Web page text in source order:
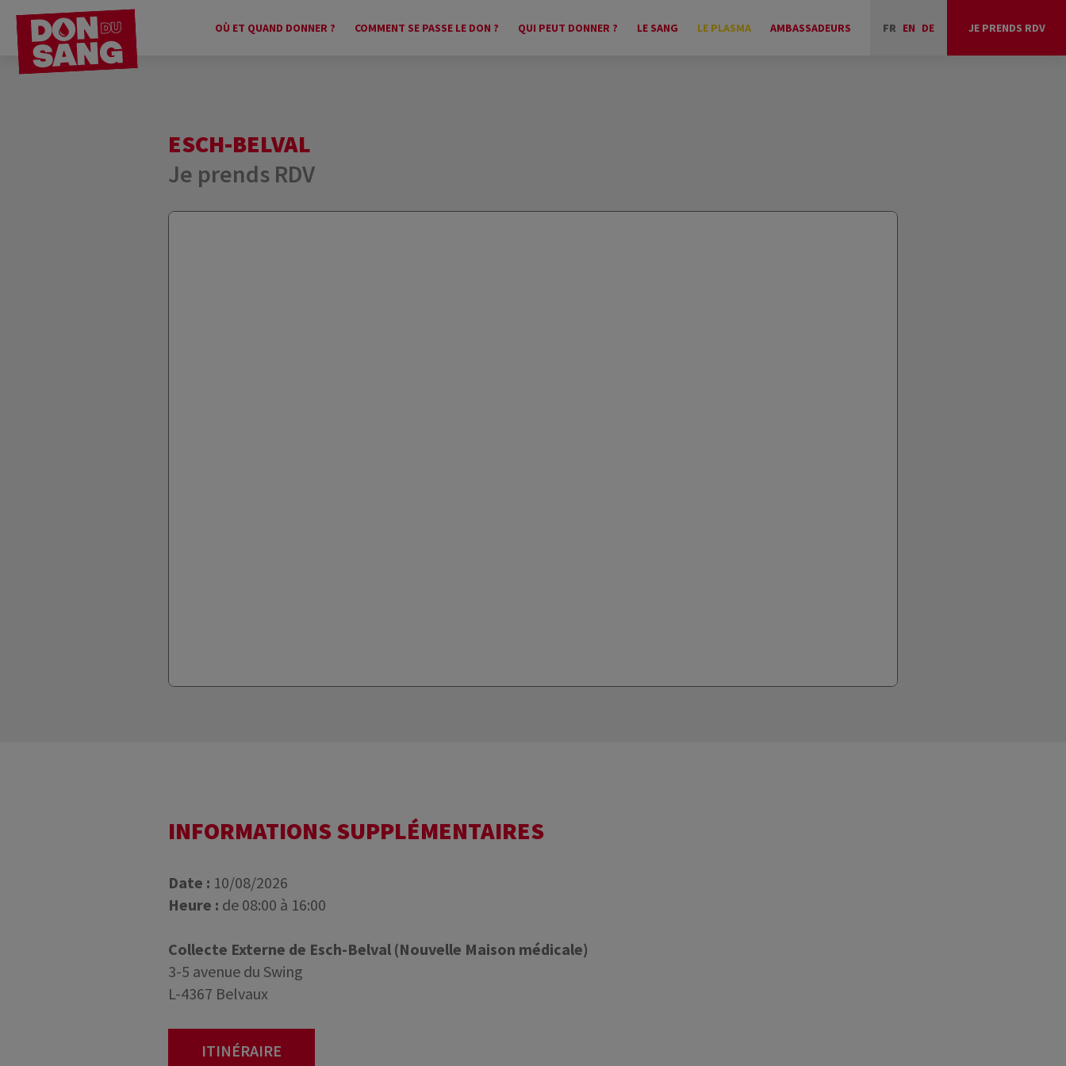
OÙ ET QUAND DONNER ? COMMENT SE PASSE LE DON ? QUI PEUT DONNER ? LE SANG LE PLASMA AMBASSADEURS FR EN DE JE PRENDS RDV
ESCH-BELVAL
Je prends RDV
INFORMATIONS SUPPLÉMENTAIRES
Date : 10/08/2026
Heure : de 08:00 à 16:00
Collecte Externe de Esch-Belval (Nouvelle Maison médicale)
3-5 avenue du Swing
L-4367 Belvaux
ITINÉRAIRE